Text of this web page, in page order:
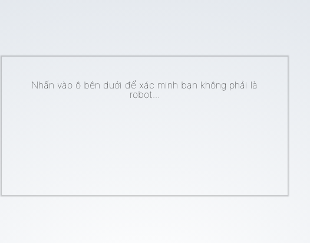
Nhấn vào ô bên dưới để xác minh bạn không phải là
robot...